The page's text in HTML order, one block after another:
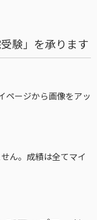
験」を承ります
ページから画像をアッ
ん。成績は全てマイ